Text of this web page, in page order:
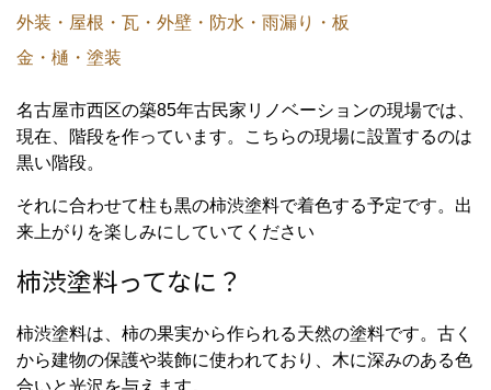
外装・屋根・瓦・外壁・防水・雨漏り・板
金・樋・塗装
名古屋市西区の築85年古民家リノベーションの現場では、
現在、階段を作っています。こちらの現場に設置するのは
黒い階段。
それに合わせて柱も黒の柿渋塗料で着色する予定です。出
来上がりを楽しみにしていてください
柿渋塗料ってなに？
柿渋塗料は、柿の果実から作られる天然の塗料です。古く
から建物の保護や装飾に使われており、木に深みのある色
合いと光沢を与えます。